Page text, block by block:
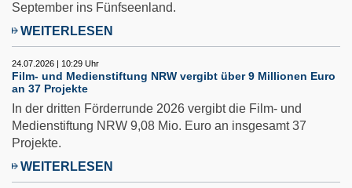
September ins Fünfseenland.
WEITERLESEN
24.07.2026 | 10:29 Uhr
Film- und Medienstiftung NRW vergibt über 9 Millionen Euro
an 37 Projekte
In der dritten Förderrunde 2026 vergibt die Film- und
Medienstiftung NRW 9,08 Mio. Euro an insgesamt 37
Projekte.
WEITERLESEN